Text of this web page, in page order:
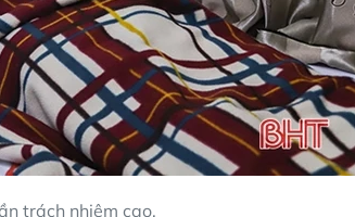
trách nhiệm cao.